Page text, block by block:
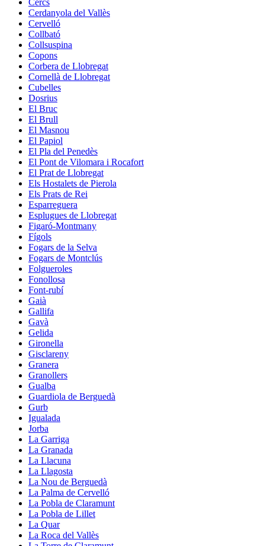
Cerdanyola del Vallès
Cervelló
Collbató
Collsuspina
Copons
Corbera de Llobregat
Cornellà de Llobregat
Cubelles
Dosrius
El Bruc
El Brull
El Masnou
El Papiol
El Pla del Penedès
El Pont de Vilomara i Rocafort
El Prat de Llobregat
Els Hostalets de Pierola
Els Prats de Rei
Esparreguera
Esplugues de Llobregat
Figaró-Montmany
Fígols
Fogars de la Selva
Fogars de Montclús
Folgueroles
Fonollosa
Font-rubí
Gaià
Gallifa
Gavà
Gelida
Gironella
Gisclareny
Granera
Granollers
Gualba
Guardiola de Berguedà
Gurb
Igualada
Jorba
La Garriga
La Granada
La Llacuna
La Llagosta
La Nou de Berguedà
La Palma de Cervelló
La Pobla de Claramunt
La Pobla de Lillet
La Quar
La Roca del Vallès